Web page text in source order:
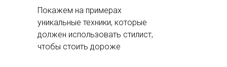
Покажем на примерах
уникальные техники, которые
должен использовать стилист,
чтобы стоить дороже